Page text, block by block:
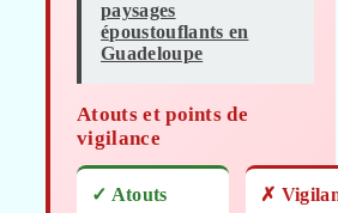
paysages
époustouflants en
Guadeloupe
Atouts et points de
vigilance
✓ Atouts
✗